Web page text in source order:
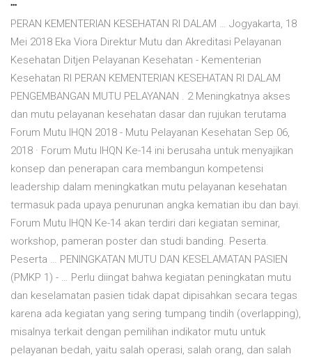
PERAN KEMENTERIAN KESEHATAN RI DALAM … Jogyakarta, 18
Mei 2018 Eka Viora Direktur Mutu dan Akreditasi Pelayanan
Kesehatan Ditjen Pelayanan Kesehatan - Kementerian
Kesehatan RI PERAN KEMENTERIAN KESEHATAN RI DALAM
PENGEMBANGAN MUTU PELAYANAN . 2 Meningkatnya akses
dan mutu pelayanan kesehatan dasar dan rujukan terutama
Forum Mutu IHQN 2018 - Mutu Pelayanan Kesehatan Sep 06,
2018 · Forum Mutu IHQN Ke-14 ini berusaha untuk menyajikan
konsep dan penerapan cara membangun kompetensi
leadership dalam meningkatkan mutu pelayanan kesehatan
termasuk pada upaya penurunan angka kematian ibu dan bayi.
Forum Mutu IHQN Ke-14 akan terdiri dari kegiatan seminar,
workshop, pameran poster dan studi banding. Peserta.
Peserta … PENINGKATAN MUTU DAN KESELAMATAN PASIEN
(PMKP 1) - … Perlu diingat bahwa kegiatan peningkatan mutu
dan keselamatan pasien tidak dapat dipisahkan secara tegas
karena ada kegiatan yang sering tumpang tindih (overlapping),
misalnya terkait dengan pemilihan indikator mutu untuk
pelayanan bedah, yaitu salah operasi, salah orang, dan salah